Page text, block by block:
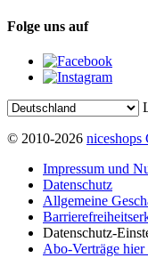
Folge uns auf
© 2010-2026 niceshops
Impressum und
Datenschutz
Allgemeine
Datenschutz-
Abo-Verträge hier